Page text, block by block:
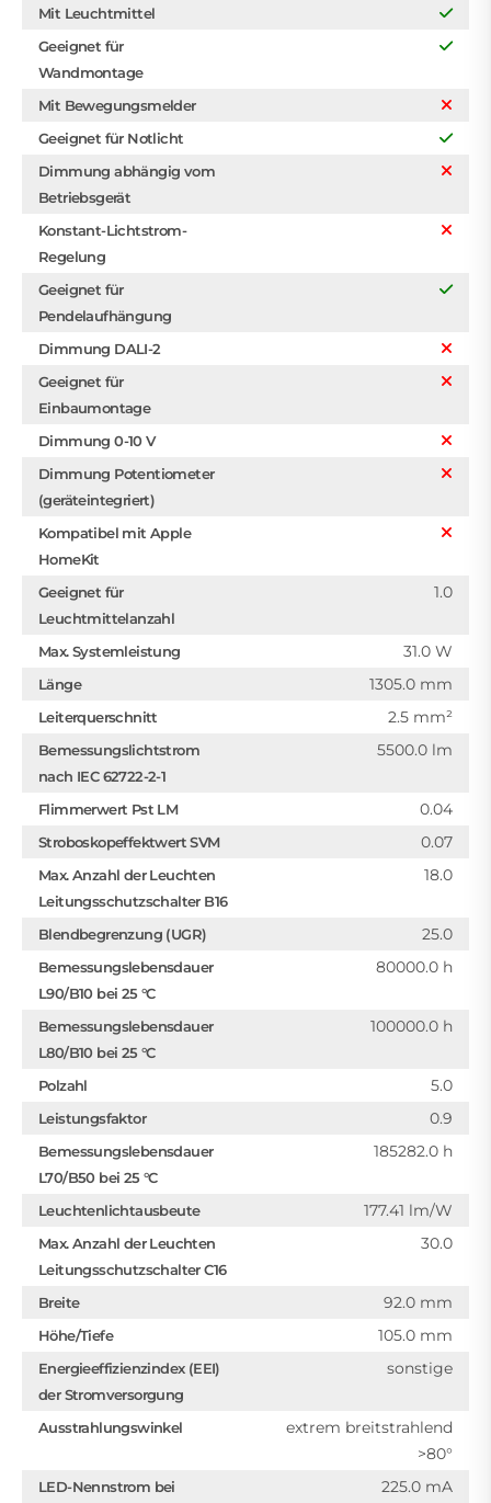
Mit Leuchtmittel
Geeignet für
Wandmontage
Mit Bewegungsmelder
Geeignet für Notlicht
Dimmung abhängig vom
Betriebsgerät
Konstant-Lichtstrom-
Regelung
Geeignet für
Pendelaufhängung
Dimmung DALI-2
Geeignet für
Einbaumontage
Dimmung 0-10 V
Dimmung Potentiometer
(geräteintegriert)
Kompatibel mit Apple
HomeKit
Geeignet für
Leuchtmittelanzahl
1.0
Max. Systemleistung 31.0 W
Länge 1305.0 mm
Leiterquerschnitt 2.5 mm²
Bemessungslichtstrom
nach IEC 62722-2-1
5500.0 lm
Flimmerwert Pst LM 0.04
Stroboskopeffektwert SVM 0.07
Max. Anzahl der Leuchten
Leitungsschutzschalter B16
18.0
Blendbegrenzung (UGR) 25.0
Bemessungslebensdauer
L90/B10 bei 25 °C
80000.0 h
Bemessungslebensdauer
L80/B10 bei 25 °C
100000.0 h
Polzahl 5.0
Leistungsfaktor 0.9
Bemessungslebensdauer
L70/B50 bei 25 °C
185282.0 h
Leuchtenlichtausbeute 177.41 lm/W
Max. Anzahl der Leuchten
Leitungsschutzschalter C16
30.0
Breite 92.0 mm
Höhe/Tiefe 105.0 mm
Energieeffizienzindex (EEI)
der Stromversorgung
sonstige
Ausstrahlungswinkel
extrem breitstrahlend
>80°
LED-Nennstrom bei
225.0 mA